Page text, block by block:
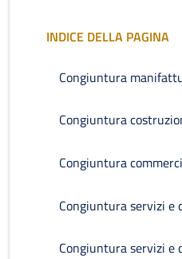
INDICE DELLA PAGINA
Congiuntura
Congiuntura
Congiuntura
Congiuntura servizi e
Congiuntura servizi e